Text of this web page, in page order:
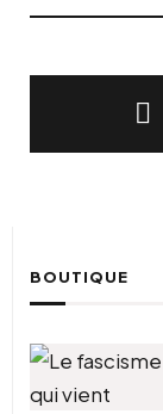
BOUTIQUE